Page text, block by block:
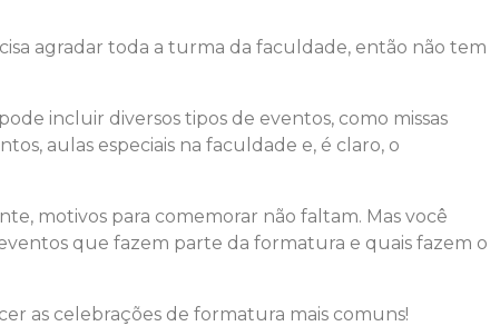
agradar toda a turma da faculdade, então não tem
incluir diversos tipos de eventos, como missas
aulas especiais na faculdade e, é claro, o
motivos para comemorar não faltam. Mas você
que fazem parte da formatura e quais fazem o
as celebrações de formatura mais comuns!